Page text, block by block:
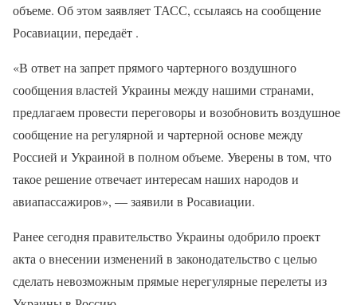
объеме. Об этом заявляет ТАСС, ссылаясь на сообщение
Росавиации, передаёт .
«В ответ на запрет прямого чартерного воздушного
сообщения властей Украины между нашими странами,
предлагаем провести переговоры и возобновить воздушное
сообщение на регулярной и чартерной основе между
Россией и Украиной в полном объеме. Уверены в том, что
такое решение отвечает интересам наших народов и
авиапассажиров», — заявили в Росавиации.
Ранее сегодня правительство Украины одобрило проект
акта о внесении изменений в законодательство с целью
сделать невозможным прямые нерегулярные перелеты из